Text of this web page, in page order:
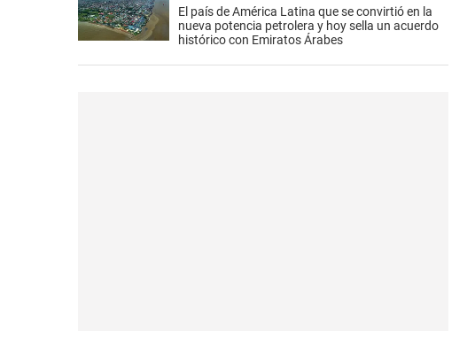
El país de América Latina que se convirtió en la
nueva potencia petrolera y hoy sella un acuerdo
histórico con Emiratos Árabes